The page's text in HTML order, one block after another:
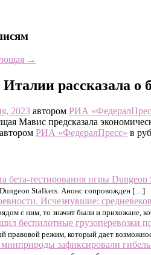
→
рассказала о
2023 автором РИА
Мавис предсказала
РИА «ФедералПресс» в
Stalkers. Анонс сопровожден […]
с ним, то значит были и прихожане,
правовой режим, который дает